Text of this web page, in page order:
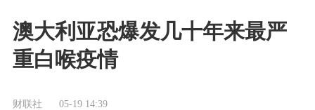
澳大利亚恐爆发几十年来最严
重白喉疫情
财联社 05-19 14:39